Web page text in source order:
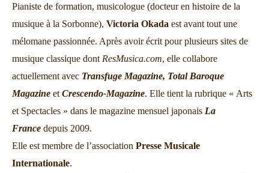
Pianiste de formation, musicologue (docteur en histoire de la
musique à la Sorbonne), Victoria Okada est avant tout une
mélomane passionnée. Après avoir écrit pour plusieurs sites de
musique classique dont ResMusica.com, elle collabore
actuellement avec Transfuge Magazine, Total Baroque
Magazine et Crescendo-Magazine. Elle tient la rubrique « Arts
et Spectacles » dans le magazine mensuel japonais La
France depuis 2009.
Elle est membre de l’association Presse Musicale
Internationale.